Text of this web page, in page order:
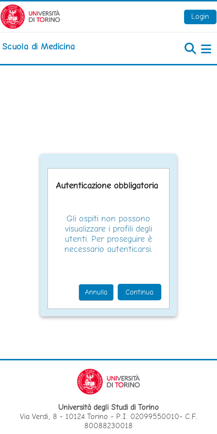
Vai al contenuto principale
Login
Scuola di Medicina
Autenticazione obbligatoria
Gli ospiti non possono
visualizzare i profili degli
utenti. Per proseguire è
necessario autenticarsi.
Annulla Continua
Università degli Studi di Torino
Via Verdi, 8 - 10124 Torino - P.I. 02099550010- C.F.
80088230018